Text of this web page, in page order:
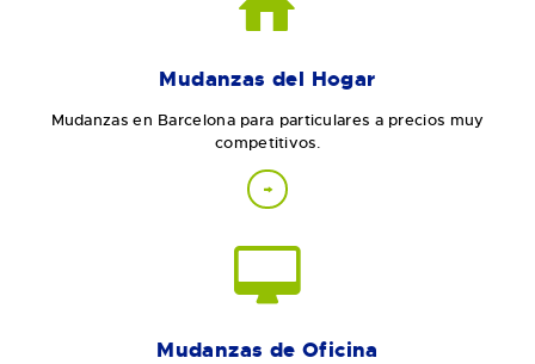
Mudanzas del Hogar
Mudanzas en Barcelona para particulares a precios muy
competitivos.
Mudanzas de Oficina